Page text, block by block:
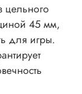
цельного
45 мм,
для игры.